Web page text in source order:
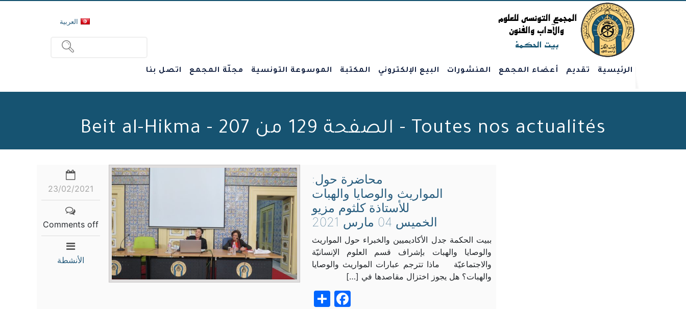
العربية
الرئيسية تقديم أعضاء المجمع المنشورات البيع الإلكتروني المكتبة الموسوعة التونسية مجلّة المجمع اتصل بنا
Toutes nos actualités - الصفحة 129 من 207 - Beit al-Hikma
محاضرة حول:
المواريث والوصايا والهبات
للأستاذة كلثوم مزيو
الخميس 04 مارس 2021
ببيت الحكمة جدل الأكاديميين والخبراء حول المواريث
والوصايا والهبات بإشراف قسم العلوم الإنسانيّة
والاجتماعيّة ماذا تترجم عبارات المواريث والوصايا
والهبات؟ هل يجوز اختزال مقاصدها في […]
Facebook
23/02/2021
Comments off
الأنشطة